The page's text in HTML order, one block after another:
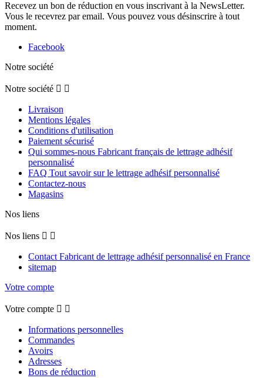
Recevez un bon de réduction en vous inscrivant à la NewsLetter.
Vous le recevrez par email. Vous pouvez vous désinscrire à tout
moment.
Facebook
Notre société
Notre société  
Livraison
Mentions légales
Conditions d'utilisation
Paiement sécurisé
Qui sommes-nous Fabricant français de lettrage adhésif
personnalisé
FAQ Tout savoir sur le lettrage adhésif personnalisé
Contactez-nous
Magasins
Nos liens
Nos liens  
Contact Fabricant de lettrage adhésif personnalisé en France
sitemap
Votre compte
Votre compte  
Informations personnelles
Commandes
Avoirs
Adresses
Bons de réduction